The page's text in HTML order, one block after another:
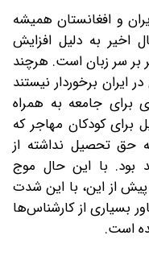
و افغانستان همیشه
اخیر به‌ دلیل افزایش
بر سر زبان است. هرچند
برخوردار نیستند
جامعه به‌ همراه
کودکان مهاجر که
حق تحصیل نداشته از
بود. با این حال موج
پیش از این، با این شدت
بسیاری از کارشناس‌ها
است.